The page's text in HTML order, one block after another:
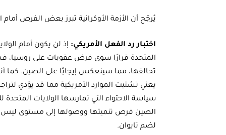
يُرجّح أن الأزمة الأوكرانية تبرز بعض الفرص أمام
اختبار رد الفعل الأمريكي: إذ لن يكون أمام
المتحدة قرارًا سوى فرض عقوبات على
تحالفها، مما سينعكس إيجابًا على الصين. كما
يعني تشتيت الموارد الأمريكية مما قد يؤدي
الصين فرص تنميتها ووصولها إلى مستوى ليس
لضم تايوان.